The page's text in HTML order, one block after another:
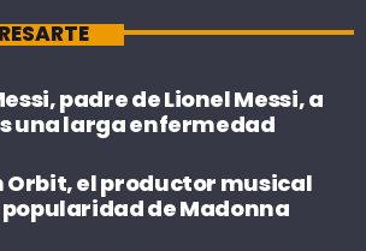
padre de Lionel Messi, a
una larga enfermedad
Orbit, el productor musical
de Madonna